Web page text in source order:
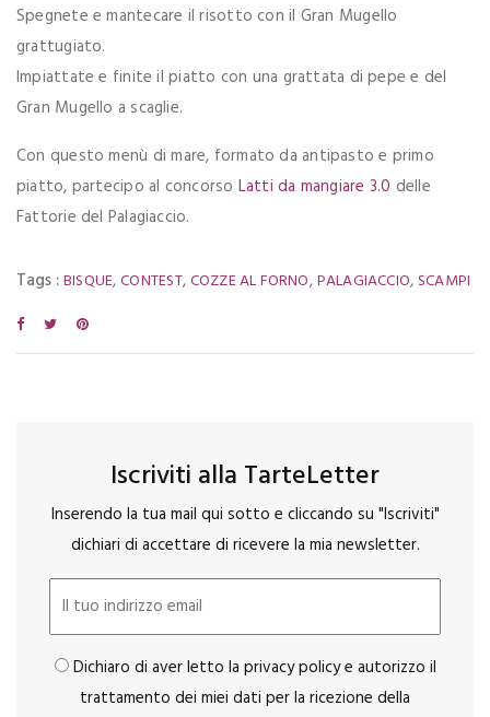
Spegnete e mantecare il risotto con il Gran Mugello
grattugiato.
Impiattate e finite il piatto con una grattata di pepe e del
Gran Mugello a scaglie.
Con questo menù di mare, formato da antipasto e primo
piatto, partecipo al concorso Latti da mangiare 3.0 delle
Fattorie del Palagiaccio.
Tags :BISQUE,CONTEST,COZZE AL FORNO,PALAGIACCIO, SCAMPI
Iscriviti alla TarteLetter
Inserendo la tua mail qui sotto e cliccando su "Iscriviti"
dichiari di accettare di ricevere la mia newsletter.
Dichiaro di aver letto la privacy policy e autorizzo il
trattamento dei miei dati per la ricezione della